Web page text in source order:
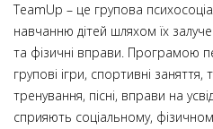
TeamUp – це групова
навчанню дітей шляхом їх
та фізичні вправи. Програмою
групові ігри, спортивні заняття,
тренування, пісні, вправи на
сприяють соціальному,